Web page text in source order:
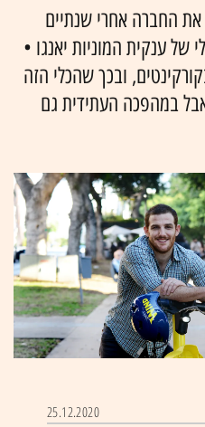
את החברה אחרי שנתיים
של ענקית המוניות יאנגו •
ובכך שהכלי הזה
במהפכה העתידית גם
25.12.2020